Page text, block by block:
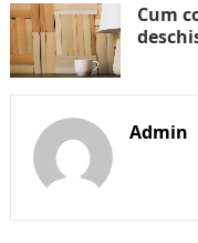
Cum
Admin